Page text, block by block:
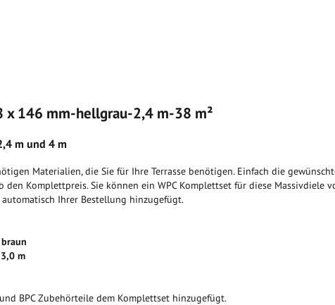
x 146 mm-hellgrau-2,4 m-38 m²
m und 4 m
Materialien, die Sie für Ihre Terrasse benötigen. Einfach die
Komplettpreis. Sie können ein WPC Komplettset für diese Massivdiele
Ihrer Bestellung hinzugefügt.
m
BPC Zubehörteile dem Komplettset hinzugefügt.